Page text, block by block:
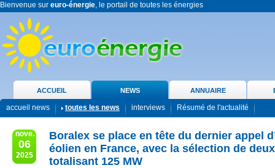
Bienvenue sur euro-énergie, le portail de toutes les énergies
ACCUEIL NEWS ANNUAIRE
accueil news toutes les news interviews Résumé de l'actualité
nove.
06
2025
Boralex se place en tête du dernier appel
éolien en France, avec la sélection de
totalisant 125 MW